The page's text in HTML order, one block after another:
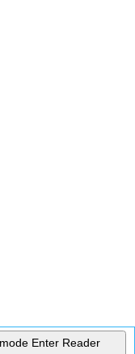
Enter Reader